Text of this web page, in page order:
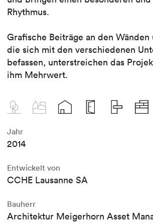
Rhythmus.
Grafische Beiträge an den Wänden
die sich mit den verschiedenen
befassen, unterstreichen das
ihm Mehrwert.
Jahr
2014
Entwickelt von
CCHE Lausanne SA
Bauherr
Architektur Meigerhorn Asset